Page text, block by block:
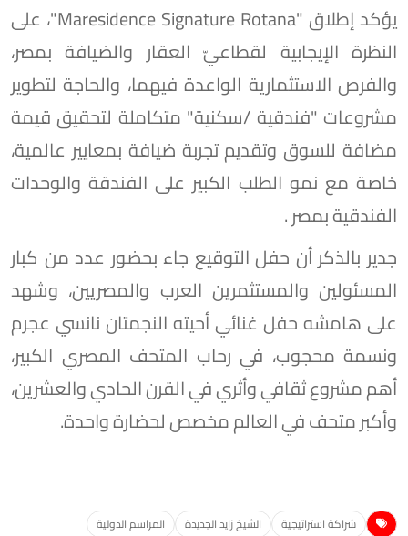
يؤكد إطلاق "Maresidence Signature Rotana"، على
النظرة الإيجابية لقطاعيّ العقار والضيافة بمصر،
والفرص الاستثمارية الواعدة فيهما، والحاجة لتطوير
مشروعات "فندقية /سكنية" متكاملة لتحقيق قيمة
مضافة للسوق وتقديم تجربة ضيافة بمعايير عالمية،
خاصة مع نمو الطلب الكبير على الفندقة والوحدات
الفندقية بمصر .
جدير بالذكر أن حفل التوقيع جاء بحضور عدد من كبار
المسئولين والمستثمرين العرب والمصريين، وشهد
على هامشه حفل غنائي أحيته النجمتان نانسي عجرم
ونسمة محجوب، في رحاب المتحف المصري الكبير،
أهم مشروع ثقافي وأثري في القرن الحادي والعشرين،
وأكبر متحف في العالم مخصص لحضارة واحدة.
شراكة استراتيجية الشيخ زايد الجديدة
المراسم الدولية